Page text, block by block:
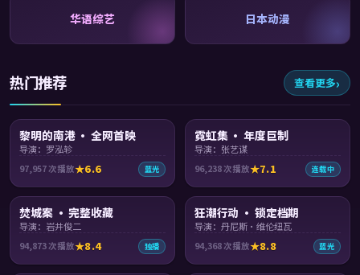
华语综艺 日本动漫
热门推荐 查看更多
黎明的南港 · 全网首映
导演：罗泓轸
97,957 次播放 6.6 蓝光
霓虹集 · 年度巨制
导演：张艺谋
96,238次播放 7.1 连载中
焚城案 · 完整收藏
导演：岩井俊二
94,873 次播放 8.4 独播
狂潮行动 · 锁定档期
导演：丹尼斯·维伦纽瓦
94,368次播放 8.8 蓝光